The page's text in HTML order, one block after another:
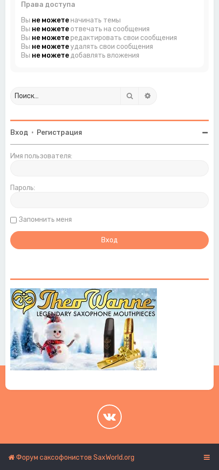
Права доступа
Вы не можетеначинать темы
Вы не можетеотвечать на сообщения
Вы не можетередактировать свои сообщения
Вы не можетеудалять свои сообщения
Вы не можетедобавлять вложения
Поиск
Вход • Регистрация
Имя пользователя:
Пароль:
Запомнить меня
Форум саксофонистов SaxWorld.org